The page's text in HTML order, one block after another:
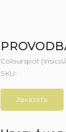
Colourspot
SKU:
Заказать